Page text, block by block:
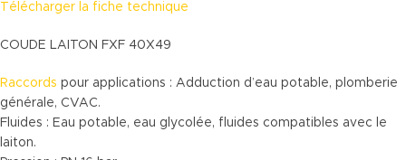
Télécharger la fiche technique
COUDE LAITON FXF 40X49
Raccords pour applications : Adduction d’eau potable, plomberie
générale, CVAC.
Fluides : Eau potable, eau glycolée, fluides compatibles avec le
laiton.